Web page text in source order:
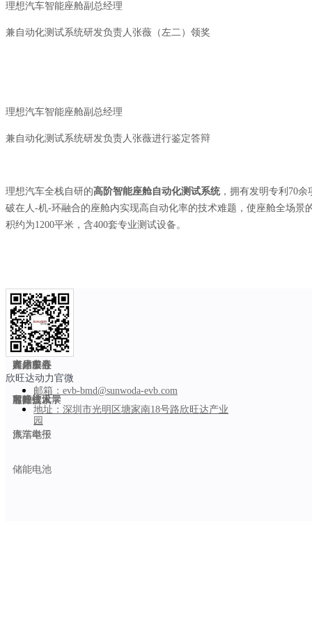
理想汽车智能座舱副总经理
兼自动化测试系统研发负责人张薇（左二）领奖
理想汽车智能座舱副总经理
兼自动化测试系统研发负责人张薇进行鉴定答辩
理想汽车全栈自研的高阶智能座舱自动化测试系统，拥有发明专利70
破在人-机-环融合的座舱内实现高自动化率的技术难题，使座舱全场
积约为1200平米，含400套专业测试设备。
理想汽车智能座舱自动化实验室
理想汽车智能座舱自动化实验室
理想汽车累计交付量已突破100万，智能座舱自动化测试系统对所有
解决方案
乘用车
商用车
船舶
汽车电子
储能电池
创新研发
能力中心
产品中心
前瞻技术
智能制造
智能制造
新闻中心
公司新闻
媒体关注
客户资讯
人力资源
人才招聘
人才发展
欣旺达大学
关于我们
关于SEVB
客户服务
可持续发展
廉洁举报
欣旺达动力官微
邮箱： evb-bmd@sunwoda-evb.com
地址： 深圳市光明区塘家南18号路欣旺达产业
园